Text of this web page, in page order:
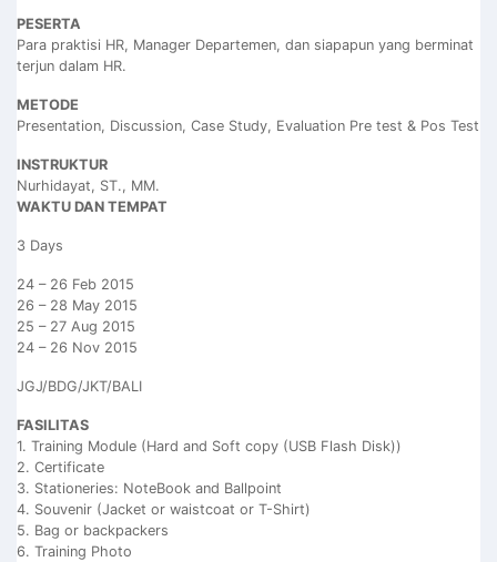
PESERTA
Para praktisi HR, Manager Departemen, dan siapapun yang berminat
terjun dalam HR.
METODE
Presentation, Discussion, Case Study, Evaluation Pre test & Pos Test
INSTRUKTUR
Nurhidayat, ST., MM.
WAKTU DAN TEMPAT
3 Days
24 – 26 Feb 2015
26 – 28 May 2015
25 – 27 Aug 2015
24 – 26 Nov 2015
JGJ/BDG/JKT/BALI
FASILITAS
1. Training Module (Hard and Soft copy (USB Flash Disk))
2. Certificate
3. Stationeries: NoteBook and Ballpoint
4. Souvenir (Jacket or waistcoat or T-Shirt)
5. Bag or backpackers
6. Training Photo